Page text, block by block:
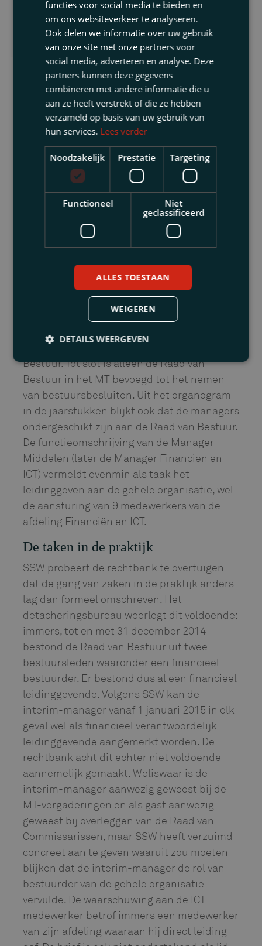
van gezien het hierna volgende.
Formele taken
De interim-manager is formeel alleen belast
met het project Finance Manager a.i. Door
het detacheringsbureau is voldoende
weerlegt dat de interim-manager geen
leiding gaf aan SSW, ondanks zijn deelname
van SSW speelt daarin een belangrijke rol.
Dit Bestuursreglement geeft immers aan
dat de Raad van Bestuur belast is met het
bestuur van de instelling en met de
dagelijkse werkzaamheden. Uit het
Bestuursreglement blijkt verder dat de
het leidinggeven aan de onder hen vallende
medewerkers en het voeren van overleg in
het MT over de onderwerpen die betrekking
hebben op de stichting en bedrijfsvoering in
een adviserende rol aan de Raad van
Bestuur. Tot slot is alleen de Raad van
Bestuur in het MT bevoegd tot het nemen
van bestuursbesluiten. Uit het organogram
in de jaarstukken blijkt ook dat de managers
ondergeschikt zijn aan de Raad van Bestuur.
De functieomschrijving van de Manager
Middelen (later de Manager Financiën en
ICT) vermeldt evenmin als taak het
leidinggeven aan de gehele organisatie, wel
de aansturing van 9 medewerkers van de
afdeling Financiën en ICT.
De taken in de praktijk
SSW probeert de rechtbank te overtuigen
dat de gang van zaken in de praktijk anders
lag dan formeel omschreven. Het
detacheringsbureau weerlegt dit voldoende:
immers, tot en met 31 december 2014
bestond de Raad van Bestuur uit twee
bestuursleden waaronder een financieel
bestuurder. Er bestond dus al een financieel
leidinggevende. Volgens SSW kan de
interim-manager vanaf 1 januari 2015 in elk
geval wel als financieel verantwoordelijk
leidinggevende aangemerkt worden. De
rechtbank acht dit echter niet voldoende
aannemelijk gemaakt. Weliswaar is de
interim-manager aanwezig geweest bij de
MT-vergaderingen en als gast aanwezig
geweest bij overleggen van de Raad van
Commissarissen, maar SSW heeft verzuimd
concreet aan te geven waaruit zou moeten
blijken dat de interim-manager de rol van
bestuurder van de gehele organisatie
vervulde. De waarschuwing aan de ICT
medewerker betrof immers een medewerker
van zijn afdeling waaraan hij direct leiding
functies voor social media te bieden en
om ons websiteverkeer te analyseren.
Ook delen we informatie over uw gebruik
van onze site met onze partners voor
social media, adverteren en analyse. Deze
partners kunnen deze gegevens
combineren met andere informatie die u
aan ze heeft verstrekt of die ze hebben
verzameld op basis van uw gebruik van
hun services. Lees verder
Noodzakelijk Prestatie Targeting
Functioneel
Niet
geclassificeerd
ALLES TOESTAAN
WEIGEREN
DETAILS WEERGEVEN